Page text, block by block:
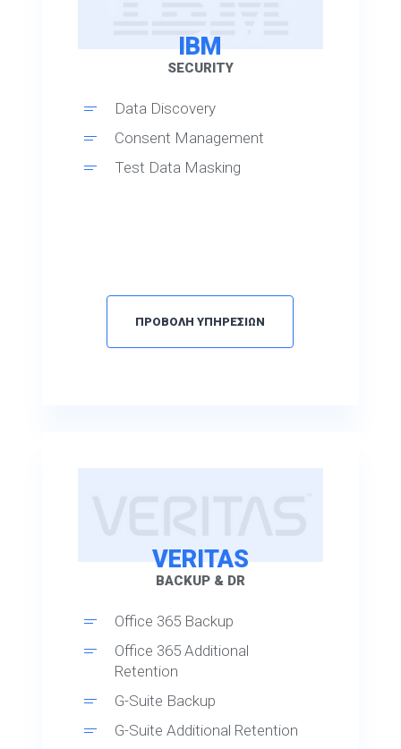
IBM
SECURITY
Data Discovery
Consent Management
Test Data Masking
ΠΡΟΒΟΛΗ ΥΠΗΡΕΣΙΩΝ
VERITAS
BACKUP & DR
Office 365 Backup
Office 365 Additional
Retention
G-Suite Backup
G-Suite Additional Retention